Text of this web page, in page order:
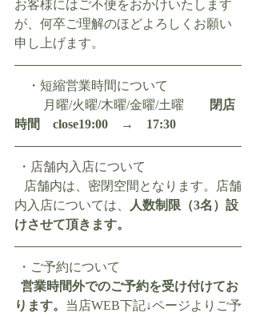
お客様にはご不便をおかけいたします
が、何卒ご理解のほどよろしくお願い
申し上げます。
    ・短縮営業時間について
月曜/火曜/木曜/金曜/土曜
閉店
時間　close19:00　→ 17:30
・店舗内入店について
内入店については、
人数制限（3名）設
けさせて頂きます。
・ご予約について
営業時間外でのご予約を受け付けてお
ります。 当店WEB下記↓ページよりご予